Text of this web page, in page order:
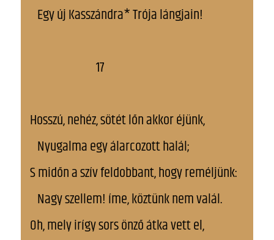
Egy új Kasszándra* Trója lángjain!
17
Hosszú, nehéz, sötét lőn akkor éjünk,
Nyugalma egy álarcozott halál;
S midőn a szív feldobbant, hogy reméljünk:
Nagy szellem! íme, köztünk nem valál.
Oh, mely irígy sors önző átka vett el,